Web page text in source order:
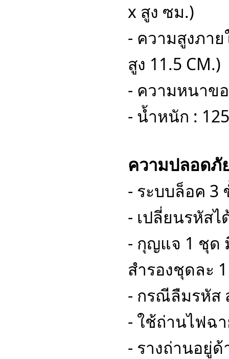
x สูง ซม.)
- ความสูงภา
สูง 11.5 CM.)
- ความหนาข
- น้ำหนัก :
ความปลอดภั
- ระบบล็อค
- เปลี่ยนรหัส
- กุญแจ 1 ชุด
สำรองชุดละ
- กรณีลืมรหัส
- ใช้ถ่านไฟฉ
- รางถ่านอยู่